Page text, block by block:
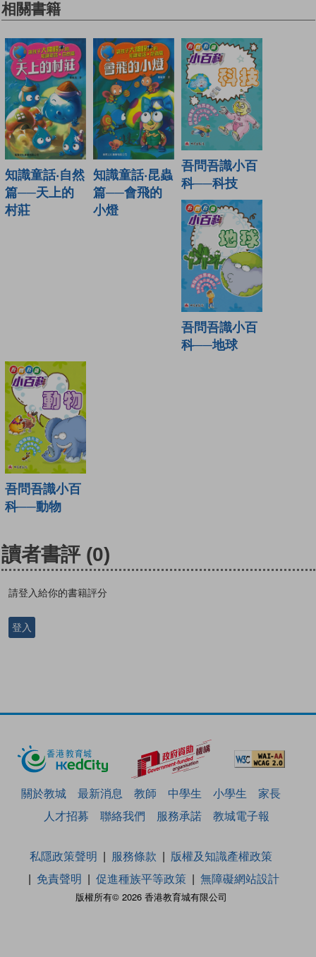
相關書籍
知識童話‧自然
篇──天上的
村莊
知識童話‧昆蟲
篇──會飛的
小燈
吾問吾識小百
科──科技
吾問吾識小百
科──地球
吾問吾識小百
科──動物
讀者書評 (0)
請登入給你的書籍評分
登入
關於教城 最新消息 教師 中學生 小學生
家長
人才招募
聯絡我們 服務承諾 教城電子報
版權所有© 2026 香港教育城有限公司
私隱政策聲明 服務條款
版權及知識產權政策
免責聲明
促進種族平等政策 無障礙網站設計